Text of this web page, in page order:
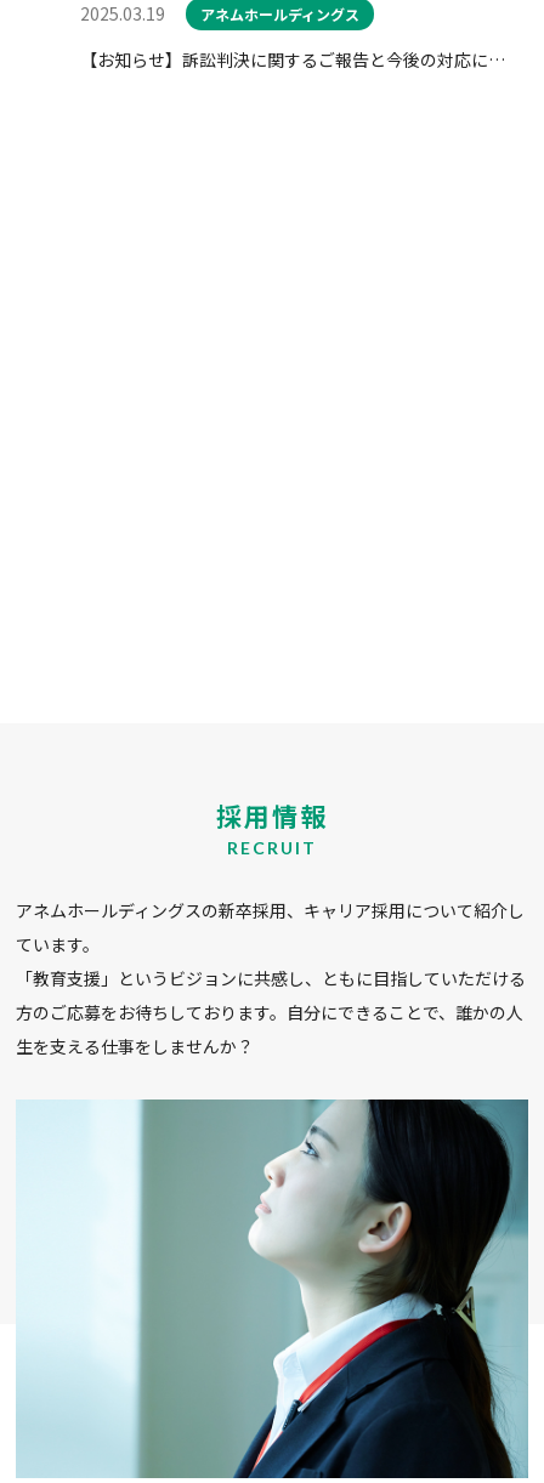
2025.03.19 アネムホールディングス
【お知らせ】訴訟判決に関するご報告と今後の対応について
採用情報
RECRUIT
アネムホールディングスの新卒採用、キャリア採用について紹介し
ています。
「教育支援」というビジョンに共感し、ともに目指していただける
方のご応募をお待ちしております。自分にできることで、誰かの人
生を支える仕事をしませんか？